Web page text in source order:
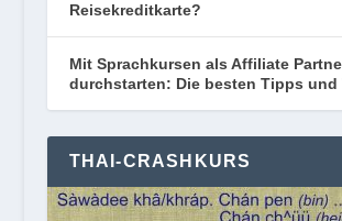
Reisekreditkarte?
Mit Sprachkursen als Affiliate
durchstarten: Die besten Tipps und
THAI-CRASHKURS